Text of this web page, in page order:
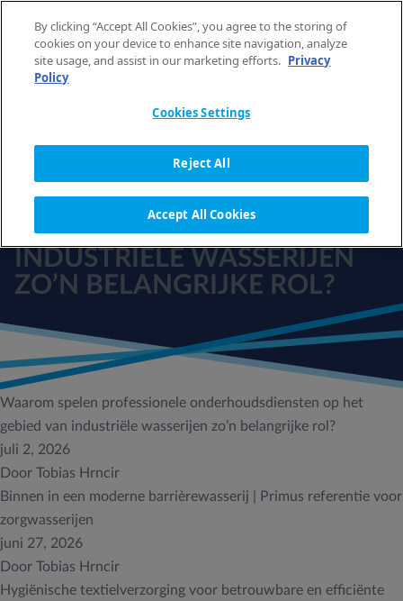
NL
WAAROM SPELEN
PROFESSIONELE
ONDERHOUDSDIENSTEN OP
HET GEBIED VAN
INDUSTRIËLE WASSERIJEN
ZO’N BELANGRIJKE ROL?
Waarom spelen professionele onderhoudsdiensten op het
gebied van industriële wasserijen zo’n belangrijke rol?
juli 2, 2026
Door Tobias Hrncir
Binnen in een moderne barrièrewasserij | Primus referentie voor
zorgwasserijen
juni 27, 2026
Door Tobias Hrncir
Hygiënische textielverzorging voor betrouwbare en efficiënte
By clicking “Accept All Cookies”, you agree to the storing of
cookies on your device to enhance site navigation, analyze
site usage, and assist in our marketing efforts. Privacy
Policy
Cookies Settings
Reject All
Accept All Cookies